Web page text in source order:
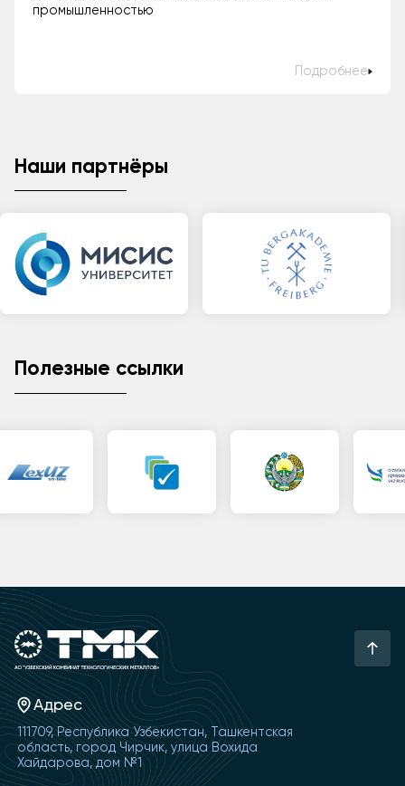
промышленностью
Подробнее
Наши партнёры
Полезные ссылки
Адрес
111709, Республика Узбекистан, Ташкентская
область, город Чирчик, улица Вохида
Хайдарова, дом №1